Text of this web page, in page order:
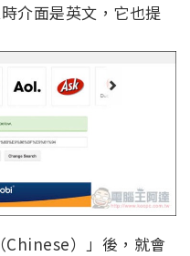
介面是英文，它也提
）」後，就會